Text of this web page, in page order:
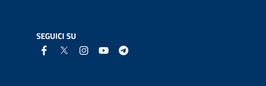
SEGUICI SU